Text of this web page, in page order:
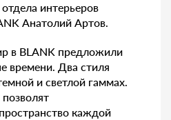
интерьеров
Анатолий Артов.
в BLANK предложили
времени. Два стиля
и светлой гаммах.
каждой